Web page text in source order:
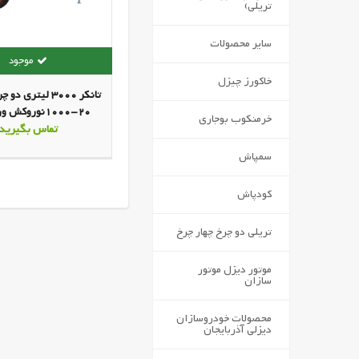
تریلی)
سایر محصولات
خاکورز چیزل
خرمنکوب بوجاری
سمپاش
کودپاش
تریلی دو چرخ چهار چرخ
موتور دیزل موتور
سازان
محصولات خودروسازان
دیزلی آذربایجان
تانکر 3000
20-
بدون فنرتماس